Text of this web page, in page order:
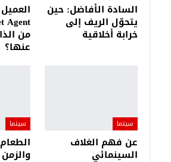
السادة الأفاضل: حين
يتحوّل الريف إلى
خرابة أخلاقية من
عنها؟
سينما
عن فهم الغلاف
السينمائي
سينما